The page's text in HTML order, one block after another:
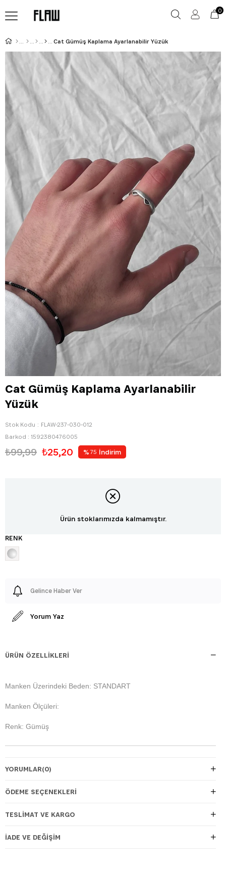
0
Cat Gümüş Kaplama Ayarlanabilir Yüzük
Cat Gümüş Kaplama Ayarlanabilir
Yüzük
Stok Kodu
FLAW-237-030-012
Barkod : 1592380476005
₺99,99 ₺25,20 % 75 İndirim
Ürün stoklarımızda kalmamıştır.
RENK
Gelince Haber Ver
Yorum Yaz
ÜRÜN ÖZELLIKLERI
Manken Üzerindeki Beden: STANDART
Manken Ölçüleri:
Renk: Gümüş
YORUMLAR(0)
ÖDEME SEÇENEKLERI
TESLIMAT VE KARGO
İADE VE DEĞIŞIM